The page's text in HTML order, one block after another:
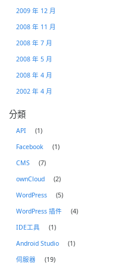
2009 年 12 月
2008 年 11 月
2008 年 7 月
2008 年 5 月
2008 年 4 月
2002 年 4 月
分類
API
(1)
Facebook
(1)
CMS
(7)
ownCloud
(2)
WordPress
(5)
WordPress 插件
(4)
IDE工具
(1)
Android Studio
(1)
伺服器
(19)